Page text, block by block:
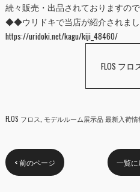
続々販売・出品されておりますの
◆◆ウリドキで当店が紹介されま
https://uridoki.net/kagu/kiji_48460/
FLOS フロ
FLOS フロス モデルルーム展示品 最新入荷情
< 前のページ 一覧に